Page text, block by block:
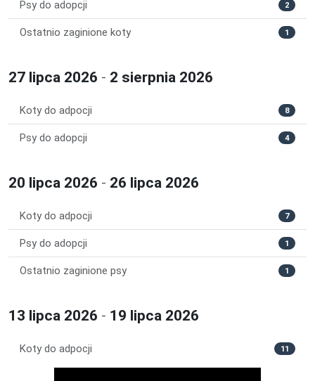
Psy do adopcji 2
Ostatnio zaginione koty 1
27 lipca 2026 - 2 sierpnia 2026
Koty do adpocji 8
Psy do adopcji 4
20 lipca 2026 - 26 lipca 2026
Koty do adpocji 7
Psy do adopcji 1
Ostatnio zaginione psy 1
13 lipca 2026 - 19 lipca 2026
Koty do adpocji 11